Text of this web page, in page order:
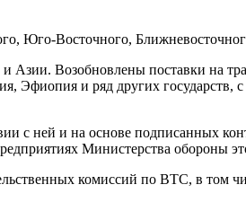
Юго-Восточного,
Азии. Возобновлены поставки на
и ряд других государств,
с ней и на основе подписанных
Министерства обороны
комиссий по ВТС, в том